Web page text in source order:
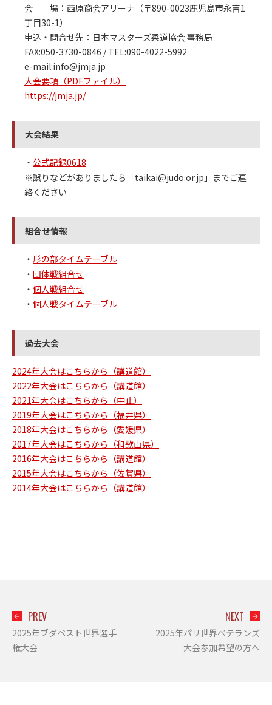
会 場：西原商会アリーナ（〒890-0023鹿児島市永吉1
丁目30-1）
申込・問合せ先：日本マスターズ柔道協会 事務局
FAX:050-3730-0846 / TEL:090-4022-5992
e-mail:info@jmja.jp
大会要項（PDFファイル）
https://jmja.jp/
大会結果
・ 公式記録0618
※誤りなどがありましたら「taikai@judo.or.jp」までご連
絡ください
組合せ情報
・ 形の部タイムテーブル
・ 団体戦組合せ
・ 個人戦組合せ
・ 個人戦タイムテーブル
過去大会
2024年大会はこちらから（講道館）
2022年大会はこちらから（講道館）
2021年大会はこちらから（中止）
2019年大会はこちらから（福井県）
2018年大会はこちらから（愛媛県）
2017年大会はこちらから（和歌山県）
2016年大会はこちらから（講道館）
2015年大会はこちらから（佐賀県）
2014年大会はこちらから（講道館）
PREV
2025年ブダペスト世界選手
権大会
NEXT
2025年パリ世界ベテランズ
大会参加希望の方へ